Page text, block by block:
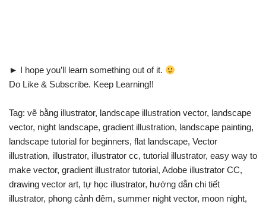
► I hope you’ll learn something out of it.
Do Like & Subscribe. Keep Learning!!
Tag: vẽ bằng illustrator, landscape illustration vector, landscape
vector, night landscape, gradient illustration, landscape painting,
landscape tutorial for beginners, flat landscape, Vector
illustration, illustrator, illustrator cc, tutorial illustrator, easy way to
make vector, gradient illustrator tutorial, Adobe illustrator CC,
drawing vector art, tự học illustrator, hướng dẫn chi tiết
illustrator, phong cảnh đêm, summer night vector, moon night,